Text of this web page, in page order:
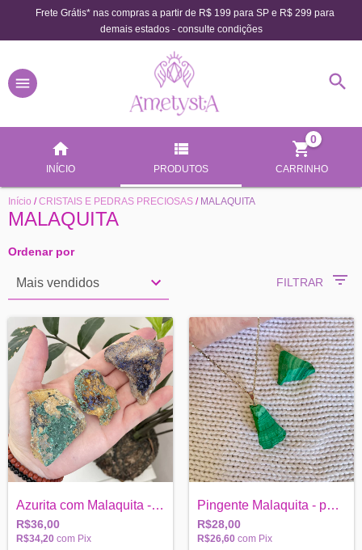
Frete Grátis* nas compras a partir de R$ 199 para SP e R$ 299 para
demais estados - consulte condições
INÍCIO PRODUTOS CARRINHO
0
Início / CRISTAIS E PEDRAS PRECIOSAS / MALAQUITA
MALAQUITA
Ordenar por
FILTRAR
Azurita com Malaquita - Sabedoria - Pedr...
R$36,00
R$34,20 com Pix
Pingente Malaquita - pedra bruta
R$28,00
R$26,60 com Pix